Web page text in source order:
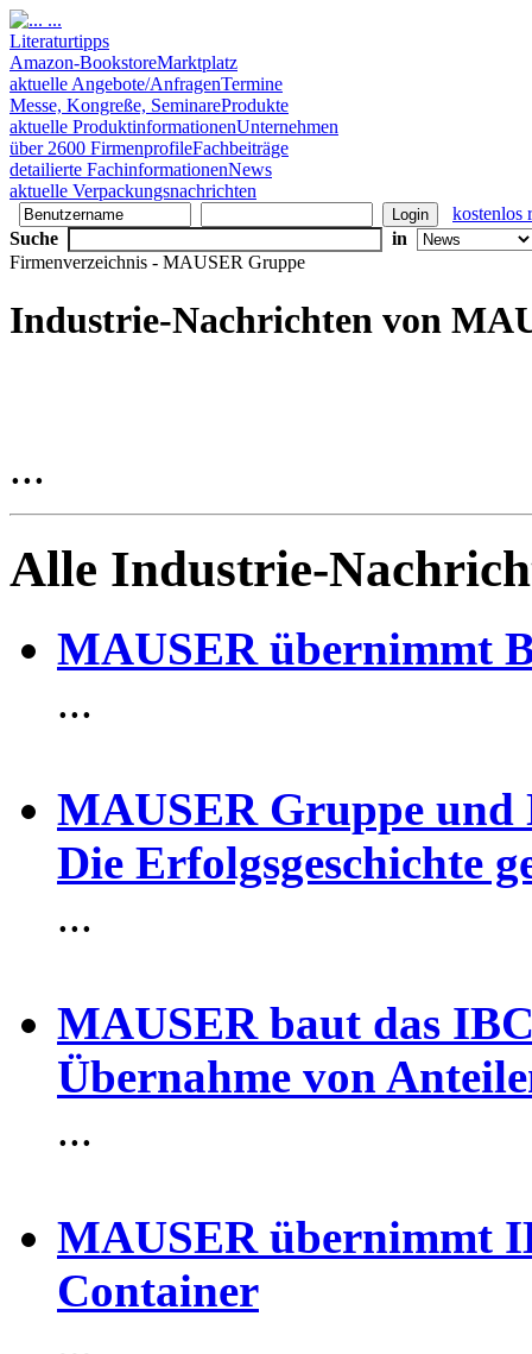
Literaturtipps
Amazon-BookstoreMarktplatz
aktuelle Angebote/AnfragenTermine
Messe, Kongreße, SeminareProdukte
aktuelle ProduktinformationenUnternehmen
über 2600 FirmenprofileFachbeiträge
detailierte FachinformationenNews
aktuelle Verpackungsnachrichten
kostenlos
Suche
in
Firmenverzeichnis - MAUSER Gruppe
Industrie-Nachrichten von
...
Alle Industrie-
MAUSER übernimmt
...
MAUSER Gruppe und
Die Erfolgsgeschichte
...
MAUSER baut das
Übernahme von
...
MAUSER übernimmt
Container
...